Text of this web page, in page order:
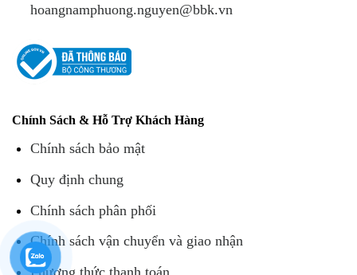
hoangnamphuong.nguyen@bbk.vn
Chính Sách & Hỗ Trợ Khách Hàng
Chính sách bảo mật
Quy định chung
Chính sách phân phối
Chính sách vận chuyển và giao nhận
Phương thức thanh toán